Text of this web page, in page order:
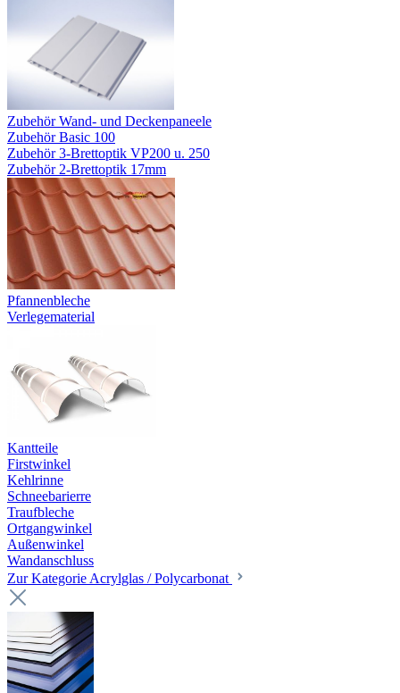
Zubehör Wand- und Deckenpaneele
Zubehör Basic 100
Zubehör 3-Brettoptik VP200 u. 250
Zubehör 2-Brettoptik 17mm
Pfannenbleche
Verlegematerial
Kantteile
Firstwinkel
Kehlrinne
Schneebarierre
Traufbleche
Ortgangwinkel
Außenwinkel
Wandanschluss
Zur Kategorie Acrylglas / Polycarbonat